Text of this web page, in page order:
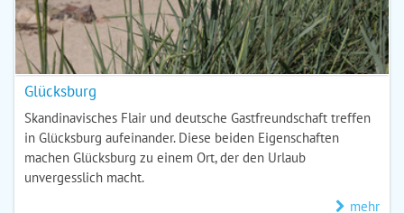
Glücksburg
Skandinavisches Flair und deutsche Gastfreundschaft treffen
in Glücksburg aufeinander. Diese beiden Eigenschaften
machen Glücksburg zu einem Ort, der den Urlaub
unvergesslich macht.
mehr